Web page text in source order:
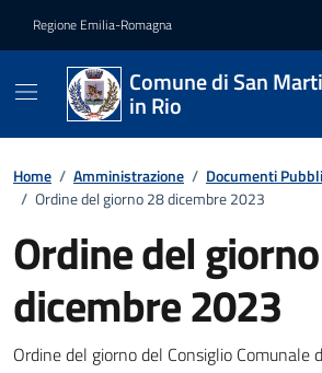
Regione Emilia-Romagna
Comune di San
in Rio
Home / Amministrazione / Documenti
/ Ordine del giorno 28 dicembre 2023
Ordine del
dicembre 2023
Dettagli del documento
Ordine del giorno del Consiglio